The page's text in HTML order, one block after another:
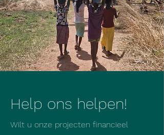
Help ons helpen!
Wilt u onze projecten financieel